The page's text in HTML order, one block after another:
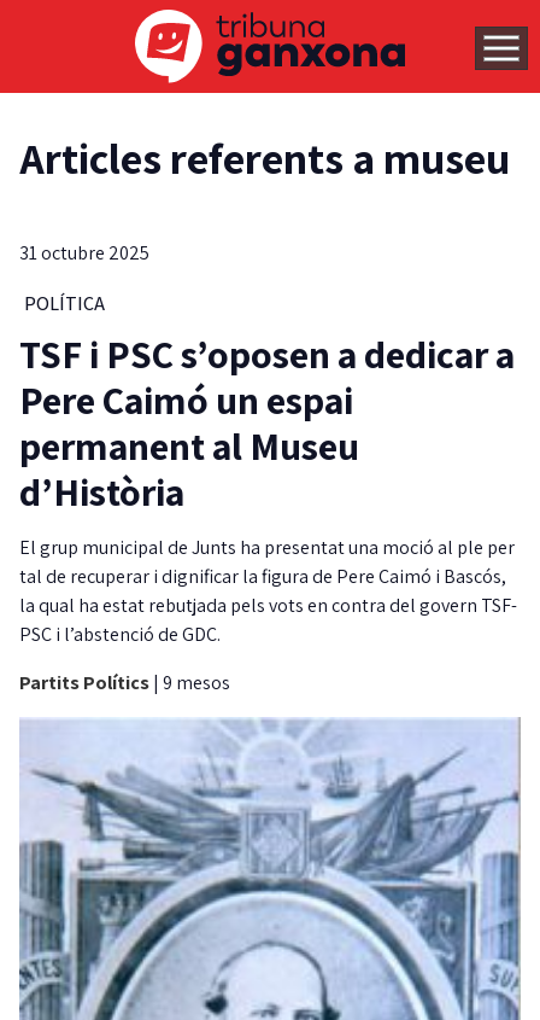
Articles referents a museu
31 octubre 2025
POLÍTICA
TSF i PSC s’oposen a dedicar a
Pere Caimó un espai
permanent al Museu
d’Història
El grup municipal de Junts ha presentat una moció al ple per
tal de recuperar i dignificar la figura de Pere Caimó i Bascós,
la qual ha estat rebutjada pels vots en contra del govern TSF-
PSC i l’abstenció de GDC.
Partits Polítics| 9 mesos